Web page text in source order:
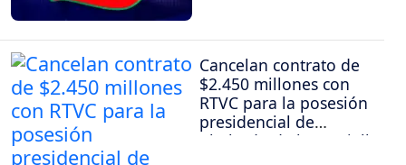
Cancelan contrato de
$2.450 millones con
RTVC para la posesión
presidencial de
Abelardo de la Espriella